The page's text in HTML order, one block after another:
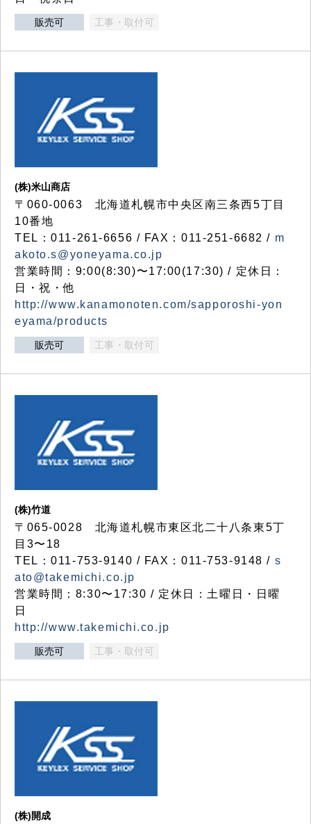
販売可 工事・取付可
(株)米山商店
〒060-0063 北海道札幌市中央区南三条西5丁目
10番地
TEL：011-261-6656 / FAX：011-251-6682 / m
akoto.s@yoneyama.co.jp
営業時間：9:00(8:30)〜17:00(17:30) / 定休日：
日・祝・他
http://www.kanamonoten.com/sapporoshi-yon
eyama/products
販売可 工事・取付可
(株)竹道
〒065-0028 北海道札幌市東区北二十八条東5丁
目3〜18
TEL：011-753-9140 / FAX：011-753-9148 / s
ato@takemichi.co.jp
営業時間：8:30〜17:30 / 定休日：土曜日・日曜
日
http://www.takemichi.co.jp
販売可 工事・取付可
(株)開成